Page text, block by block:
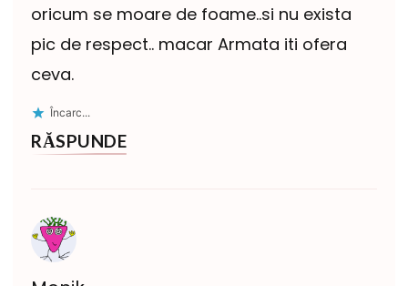
oricum se moare de foame..si nu exista
pic de respect.. macar Armata iti ofera
ceva.
Încarc...
RĂSPUNDE